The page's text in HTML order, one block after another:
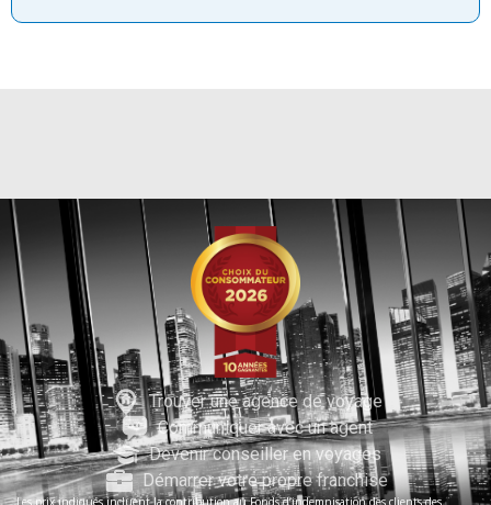
Trouver une agence de voyage
Communiquer avec un agent
Devenir conseiller en voyages
Démarrer votre propre franchise
Les prix indiqués incluent la contribution au Fonds d’indemnisation des clients des